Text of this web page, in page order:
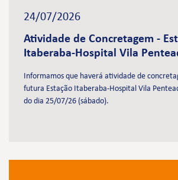
24/07/2026
Atividade de Concretagem -
Itaberaba-Hospital Vila
Informamos que haverá atividade de
futura Estação Itaberaba-Hospital Vila
do dia 25/07/26 (sábado).